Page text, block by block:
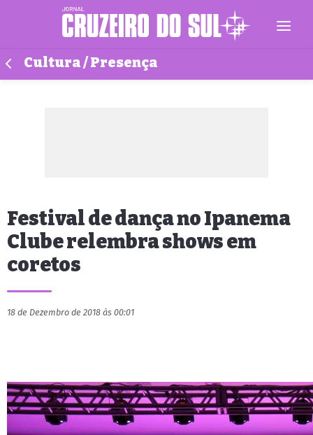
Cultura / Presença
Festival de dança no Ipanema
Clube relembra shows em
coretos
18 de Dezembro de 2018 às 00:01